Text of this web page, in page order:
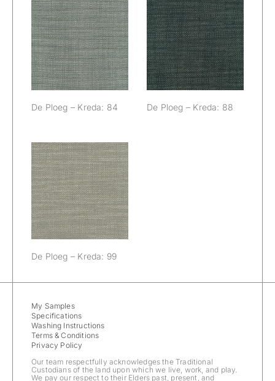
De Ploeg –
Kreda: 84
De Ploeg – Kreda: 84
De Ploeg –
Kreda: 88
De Ploeg – Kreda: 88
De Ploeg –
Kreda: 99
De Ploeg – Kreda: 99
My Samples
Specifications
Washing Instructions
Terms & Conditions
Privacy Policy
Our team respectfully acknowledges the Traditional
Custodians of the land upon which we live, work, and play.
We pay our respect to their Elders past, present, and